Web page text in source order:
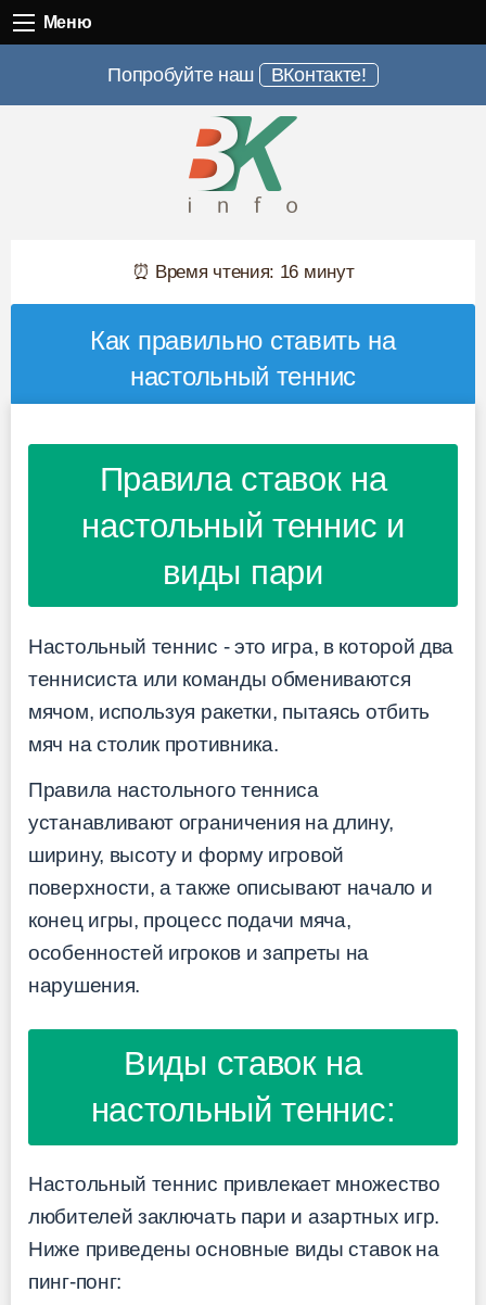
Меню
Попробуйте наш ВКонтакте!
⏰ Время чтения: 16 минут
Как правильно ставить на
настольный теннис
Правила ставок на
настольный теннис и
виды пари
Настольный теннис - это игра, в которой два
теннисиста или команды обмениваются
мячом, используя ракетки, пытаясь отбить
мяч на столик противника.
Правила настольного тенниса
устанавливают ограничения на длину,
ширину, высоту и форму игровой
поверхности, а также описывают начало и
конец игры, процесс подачи мяча,
особенностей игроков и запреты на
нарушения.
Виды ставок на
настольный теннис:
Настольный теннис привлекает множество
любителей заключать пари и азартных игр.
Ниже приведены основные виды ставок на
пинг-понг: